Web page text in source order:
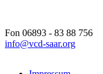
Fon 06893 - 83 88 756
info@vcd-saar.org